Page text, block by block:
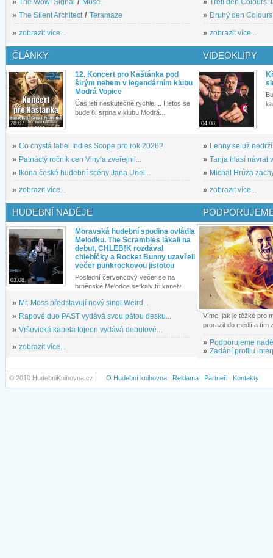
» The Wow! Signal / Muse
» The Silent Architect/ Teramaze
» zobrazit více...
» Třetí den Colours:
» Druhý den
» zobrazit více...
ČLÁNKY
28.07.
12. Koncert pro Kaštánka pod
širým nebem v legendárním klubu
Modrá Vopice
Čas letí neskutečně rychle.... I letos se
bude 8. srpna v klubu Modrá...
» Co chystá label Indies Scope pro rok 2026?
» Patnáctý ročník cen Vinyla zveřejnil...
» Ikona české hudební scény Jana Uriel...
» zobrazit více...
VIDEOKLIPY
04.08.
» Lenny se už
» Tanja hlásí návrat
» Michal Hrůza
» zobrazit více...
HUDEBNÍ NADĚJE
03.08.
Moravská hudební spodina ovládla
Melodku. The Scrambles lákali na
debut, CHLEB!K rozdával
chlebíčky a Rocket Bunny uzavřeli
večer punkrockovou jistotou
Poslední červencový večer se na
brněnské Melodce setkaly tři kapely...
» Mr. Moss představují nový singl Weird...
» Rapové duo PAST vydává svou pátou desku...
» Vršovická kapela tojeon vydává debutové...
» zobrazit více...
Víme, jak je těžké pro
prorazit do médií a tím
» Podporujeme
» Zadání profilu
© 2010 HudebniKnihovna.cz | O Hudební knihovna Reklama Partneři Kontakty